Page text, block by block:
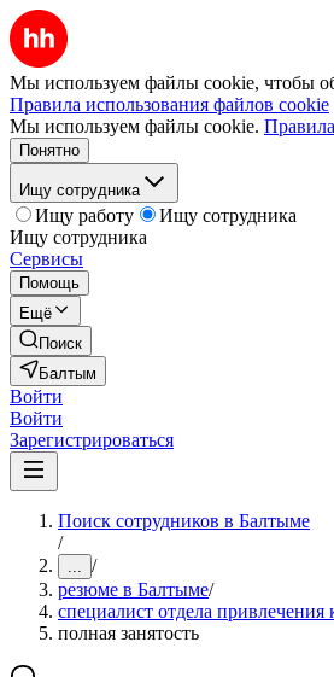
Мы используем файлы cookie, чтобы
Правила использования файлов cookie
Мы используем файлы cookie.
Понятно
Ищу сотрудника
Ищу работу
Ищу сотрудника
Ищу сотрудника
Сервисы
Помощь
Ещё
Поиск
Балтым
Войти
Войти
Зарегистрироваться
Поиск сотрудников в Балтыме
/
... /
резюме в Балтыме/
специалист отдела привлечения
полная занятость